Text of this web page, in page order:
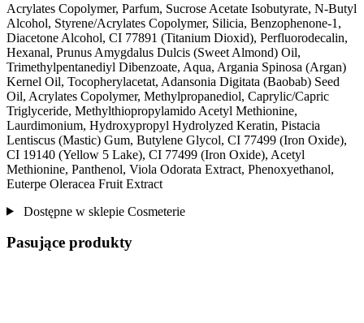
Acrylates Copolymer, Parfum, Sucrose Acetate Isobutyrate, N-Butyl
Alcohol, Styrene/Acrylates Copolymer, Silicia, Benzophenone-1,
Diacetone Alcohol, CI 77891 (Titanium Dioxid), Perfluorodecalin,
Hexanal, Prunus Amygdalus Dulcis (Sweet Almond) Oil,
Trimethylpentanediyl Dibenzoate, Aqua, Argania Spinosa (Argan)
Kernel Oil, Tocopherylacetat, Adansonia Digitata (Baobab) Seed
Oil, Acrylates Copolymer, Methylpropanediol, Caprylic/Capric
Triglyceride, Methylthiopropylamido Acetyl Methionine,
Laurdimonium, Hydroxypropyl Hydrolyzed Keratin, Pistacia
Lentiscus (Mastic) Gum, Butylene Glycol, CI 77499 (Iron Oxide),
CI 19140 (Yellow 5 Lake), CI 77499 (Iron Oxide), Acetyl
Methionine, Panthenol, Viola Odorata Extract, Phenoxyethanol,
Euterpe Oleracea Fruit Extract
Dostępne w sklepie Cosmeterie
Pasujące produkty